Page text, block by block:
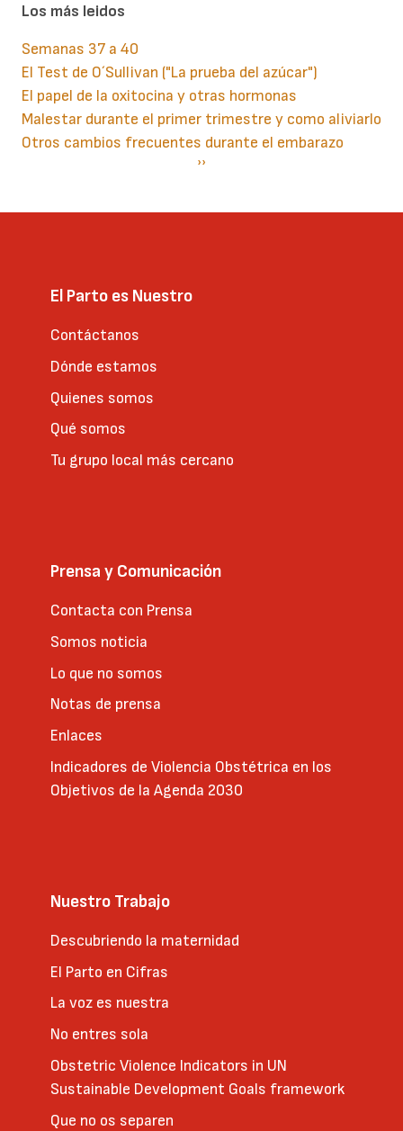
Los más leidos
Semanas 37 a 40
El Test de O´Sullivan ("La prueba del azúcar")
El papel de la oxitocina y otras hormonas
Malestar durante el primer trimestre y como aliviarlo
Otros cambios frecuentes durante el embarazo
Siguiente
››
El Parto es Nuestro
Contáctanos
Dónde estamos
Quienes somos
Qué somos
Tu grupo local más cercano
Prensa y Comunicación
Contacta con Prensa
Somos noticia
Lo que no somos
Notas de prensa
Enlaces
Indicadores de Violencia Obstétrica en los
Objetivos de la Agenda 2030
Nuestro Trabajo
Descubriendo la maternidad
El Parto en Cifras
La voz es nuestra
No entres sola
Obstetric Violence Indicators in UN
Sustainable Development Goals framework
Que no os separen